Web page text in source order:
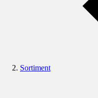
Sortiment